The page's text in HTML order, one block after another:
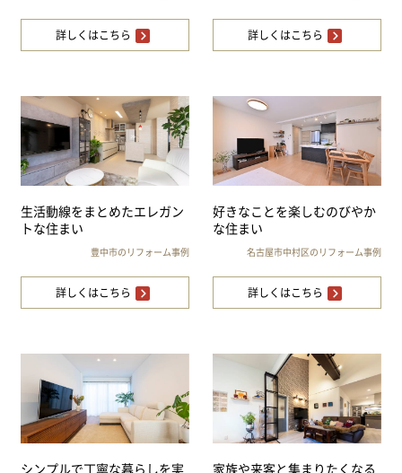
詳しくはこちら 詳しくはこちら
生活動線をまとめたエレガン
トな住まい
豊中市のリフォーム事例
詳しくはこちら
好きなことを楽しむのびやか
な住まい
名古屋市中村区のリフォーム事例
詳しくはこちら
シンプルで丁寧な暮らしを実
家族や来客と集まりたくなる